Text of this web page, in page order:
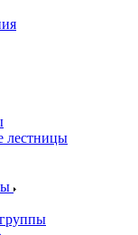
лестницы